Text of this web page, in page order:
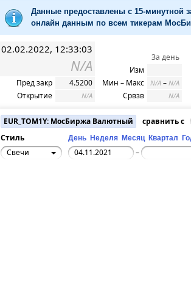
Данные предоставлены с 15-минутной
онлайн данным по всем тикерам
02.02.2022, 12:33:03
N/A
Пред закр
4.5200
Открытие
N/A
За день
Изм
Мин – Макс
N/A – N/A
Срвзв N/A
EUR_TOM1Y: МосБиржа Валютный
сравнить с
Стиль
День Неделя Месяц Квартал
Свечи –